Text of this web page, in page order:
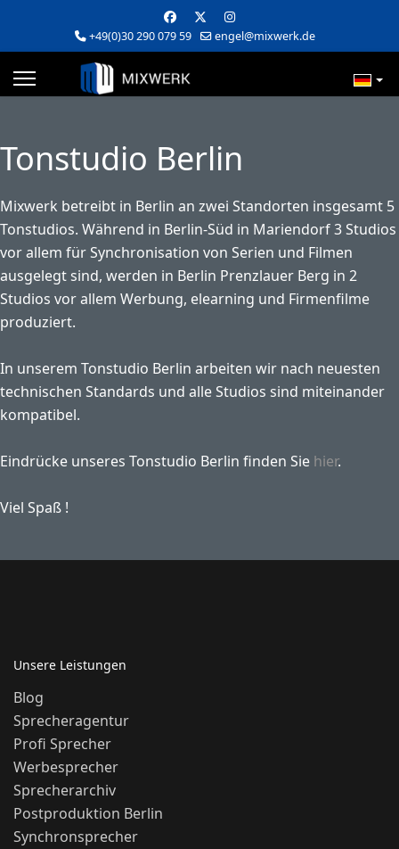
+49(0)30 290 079 59 engel@mixwerk.de
Tonstudio Berlin
Mixwerk betreibt in Berlin an zwei Standorten insgesamt 5
Tonstudios. Während in Berlin-Süd in Mariendorf 3 Studios
vor allem für Synchronisation von Serien und Filmen
ausgelegt sind, werden in Berlin Prenzlauer Berg in 2
Studios vor allem Werbung, elearning und Firmenfilme
produziert.
In unserem Tonstudio Berlin arbeiten wir nach neuesten
technischen Standards und alle Studios sind miteinander
kompatibel.
Eindrücke unseres Tonstudio Berlin finden Sie hier.
Viel Spaß !
Unsere Leistungen
Blog
Sprecheragentur
Profi Sprecher
Werbesprecher
Sprecherarchiv
Postproduktion Berlin
Synchronsprecher